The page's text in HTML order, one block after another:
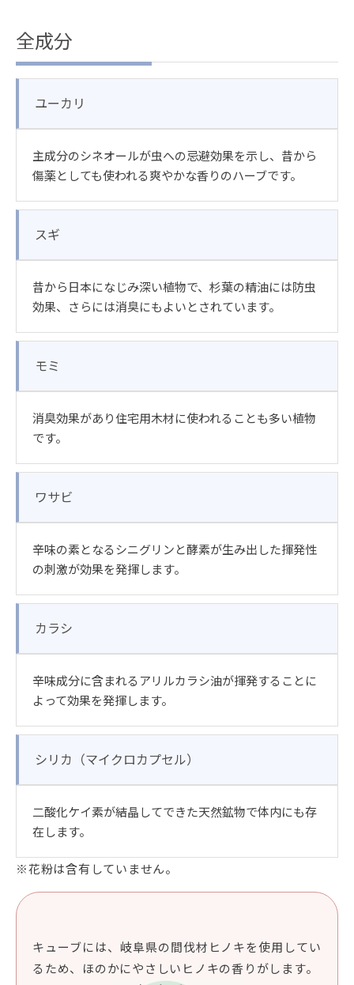
全成分
ユーカリ
主成分のシネオールが虫への忌避効果を示し、昔から
傷薬としても使われる爽やかな香りのハーブです。
スギ
昔から日本になじみ深い植物で、杉葉の精油には防虫
効果、さらには消臭にもよいとされています。
モミ
消臭効果があり住宅用木材に使われることも多い植物
です。
ワサビ
辛味の素となるシニグリンと酵素が生み出した揮発性
の刺激が効果を発揮します。
カラシ
辛味成分に含まれるアリルカラシ油が揮発することに
よって効果を発揮します。
シリカ（マイクロカプセル）
二酸化ケイ素が結晶してできた天然鉱物で体内にも存
在します。
※花粉は含有していません。
キューブには、岐阜県の間伐材ヒノキを使用してい
るため、ほのかにやさしいヒノキの香りがします。